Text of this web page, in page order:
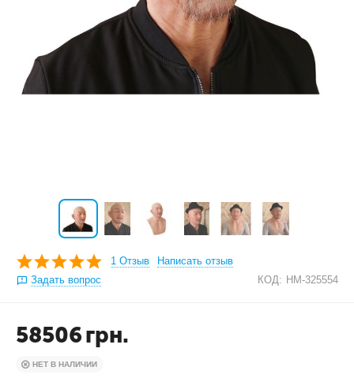
1 Отзыв
Написать отзыв
Задать вопрос
КОД: HM-325554
58506грн.
НЕТ В НАЛИЧИИ